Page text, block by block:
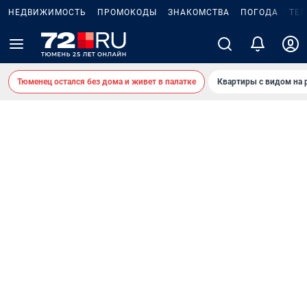
НЕДВИЖИМОСТЬ ПРОМОКОДЫ ЗНАКОМСТВА ПОГОДА
Тюменец остался без дома и живет в палатке Квартиры с видом на